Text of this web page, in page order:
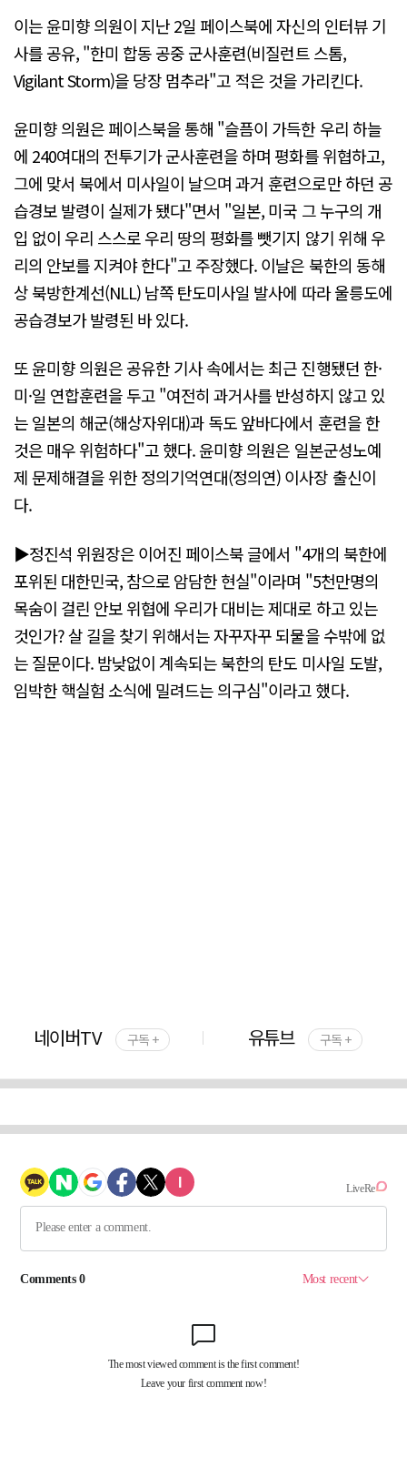
이는 윤미향 의원이 지난 2일 페이스북에 자신의 인터뷰 기
사를 공유, "한미 합동 공중 군사훈련(비질런트 스톰,
Vigilant Storm)을 당장 멈추라"고 적은 것을 가리킨다.
윤미향 의원은 페이스북을 통해 "슬픔이 가득한 우리 하늘
에 240여대의 전투기가 군사훈련을 하며 평화를 위협하고,
그에 맞서 북에서 미사일이 날으며 과거 훈련으로만 하던 공
습경보 발령이 실제가 됐다"면서 "일본, 미국 그 누구의 개
입 없이 우리 스스로 우리 땅의 평화를 뺏기지 않기 위해 우
리의 안보를 지켜야 한다"고 주장했다. 이날은 북한의 동해
상 북방한계선(NLL) 남쪽 탄도미사일 발사에 따라 울릉도에
공습경보가 발령된 바 있다.
또 윤미향 의원은 공유한 기사 속에서는 최근 진행됐던 한·
미·일 연합훈련을 두고 "여전히 과거사를 반성하지 않고 있
는 일본의 해군(해상자위대)과 독도 앞바다에서 훈련을 한
것은 매우 위험하다"고 했다. 윤미향 의원은 일본군성노예
제 문제해결을 위한 정의기억연대(정의연) 이사장 출신이
다.
▶정진석 위원장은 이어진 페이스북 글에서 "4개의 북한에
포위된 대한민국, 참으로 암담한 현실"이라며 "5천만명의
목숨이 걸린 안보 위협에 우리가 대비는 제대로 하고 있는
것인가? 살 길을 찾기 위해서는 자꾸자꾸 되물을 수밖에 없
는 질문이다. 밤낮없이 계속되는 북한의 탄도 미사일 도발,
임박한 핵실험 소식에 밀려드는 의구심"이라고 했다.
네이버TV 구독 + 유튜브 구독 +